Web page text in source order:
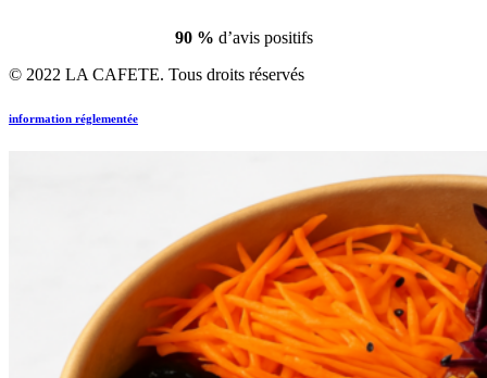
90 % d’avis positifs
© 2022 LA CAFETE. Tous droits réservés
information réglementée